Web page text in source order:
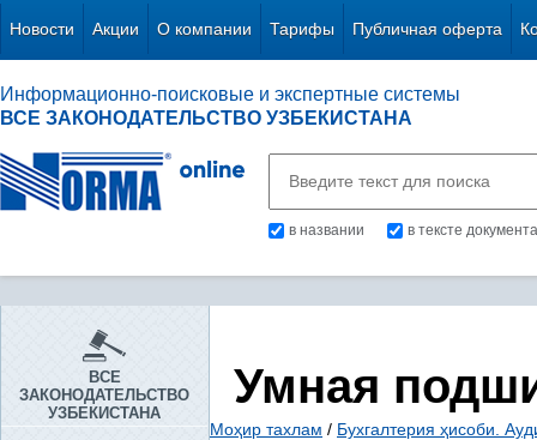
Новости Акции О компании Тарифы Публичная оферта
Информационно-поисковые и экспертные системы
ВСЕ ЗАКОНОДАТЕЛЬСТВО УЗБЕКИСТАНА
в названии в тексте документа
ВСЕ
ЗАКОНОДАТЕЛЬСТВО
УЗБЕКИСТАНА
Умная
Моҳир тахлам / Бухгалтерия ҳисоби.